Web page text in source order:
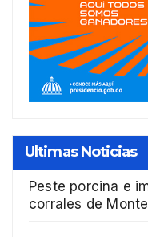
Ultimas Noticias
Peste porcina e
corrales de